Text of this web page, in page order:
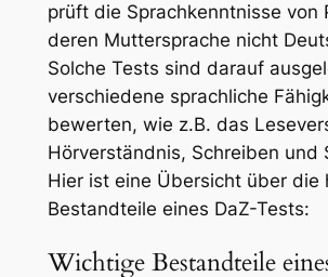
prüft die Sprachkenntnisse von
deren Muttersprache nicht
Solche Tests sind darauf
verschiedene sprachliche
bewerten, wie z.B. das
Hörverständnis, Schreiben und
Hier ist eine Übersicht über die
Bestandteile eines DaZ-Tests:
Wichtige Bestandteile